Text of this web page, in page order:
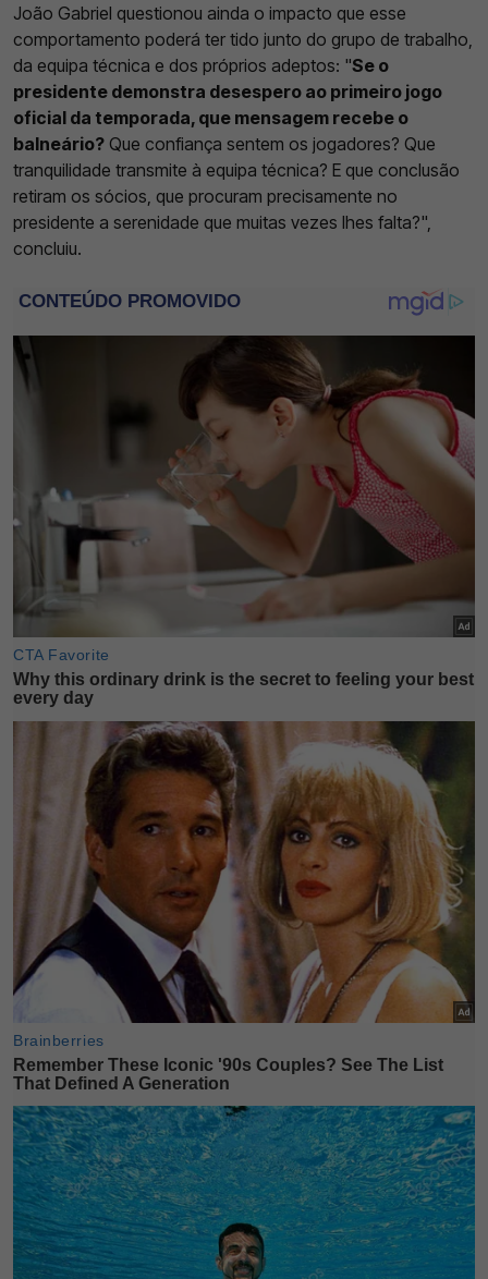
João Gabriel questionou ainda o impacto que esse
comportamento poderá ter tido junto do grupo de trabalho,
da equipa técnica e dos próprios adeptos: "Se o
presidente demonstra desespero ao primeiro jogo
oficial da temporada, que mensagem recebe o
balneário? Que confiança sentem os jogadores? Que
tranquilidade transmite à equipa técnica? E que conclusão
retiram os sócios, que procuram precisamente no
presidente a serenidade que muitas vezes lhes falta?",
concluiu.